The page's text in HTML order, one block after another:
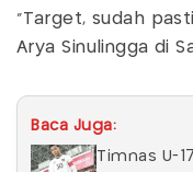
"Target, sudah
Arya Sinulingga di
Baca Juga:
Timnas U-